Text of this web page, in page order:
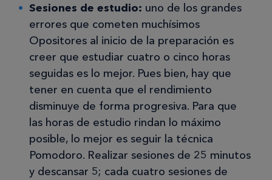
Sesiones de estudio: uno de los grandes
errores que cometen muchísimos
Opositores al inicio de la preparación es
creer que estudiar cuatro o cinco horas
seguidas es lo mejor. Pues bien, hay que
tener en cuenta que el rendimiento
disminuye de forma progresiva. Para que
las horas de estudio rindan lo máximo
posible, lo mejor es seguir la técnica
Pomodoro. Realizar sesiones de 25 minutos
y descansar 5; cada cuatro sesiones de